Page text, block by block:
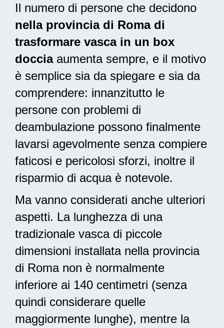
Il numero di persone che decidono
nella provincia di Roma di
trasformare vasca in un box
docciaaumenta sempre, e il motivo
è semplice sia da spiegare e sia da
comprendere: innanzitutto le
persone con problemi di
deambulazione possono finalmente
lavarsi agevolmente senza compiere
faticosi e pericolosi sforzi, inoltre il
risparmio di acqua è notevole.
Ma vanno considerati anche ulteriori
aspetti. La lunghezza di una
tradizionale vasca di piccole
dimensioni installata nella provincia
di Roma non è normalmente
inferiore ai 140 centimetri (senza
quindi considerare quelle
maggiormente lunghe), mentre la